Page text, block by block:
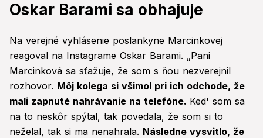
Oskar Barami sa obhajuje
Na verejné vyhlásenie poslankyne Marcinkovej
reagoval na Instagrame Oskar Barami. „Pani
Marcinková sa sťažuje, že som s ňou nezverejnil
rozhovor. Môj kolega si všimol pri ich odchode, že
mali zapnuté nahrávanie na telefóne. Ked' som sa
na to neskôr spýtal, tak povedala, že som si to
neželal, tak si ma nenahrala. Následne vysvitlo, že